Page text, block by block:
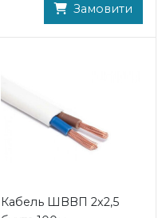
Замовити
Кабель ШВВП 2х2,5